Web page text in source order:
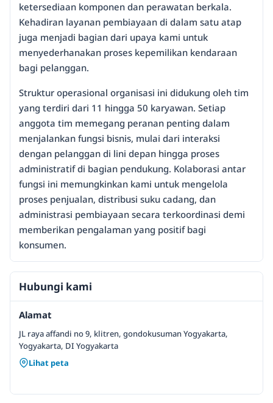
ketersediaan komponen dan perawatan berkala.
Kehadiran layanan pembiayaan di dalam satu atap
juga menjadi bagian dari upaya kami untuk
menyederhanakan proses kepemilikan kendaraan
bagi pelanggan.
Struktur operasional organisasi ini didukung oleh tim
yang terdiri dari 11 hingga 50 karyawan. Setiap
anggota tim memegang peranan penting dalam
menjalankan fungsi bisnis, mulai dari interaksi
dengan pelanggan di lini depan hingga proses
administratif di bagian pendukung. Kolaborasi antar
fungsi ini memungkinkan kami untuk mengelola
proses penjualan, distribusi suku cadang, dan
administrasi pembiayaan secara terkoordinasi demi
memberikan pengalaman yang positif bagi
konsumen.
Hubungi kami
Alamat
JL raya affandi no 9, klitren, gondokusuman Yogyakarta,
Yogyakarta, DI Yogyakarta
Lihat peta